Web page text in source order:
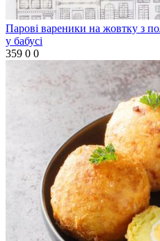
Парові вареники на жовтку з
у бабусі
359 0 0